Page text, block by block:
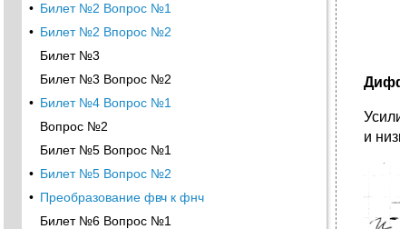
• Билет №2 Вопрос №1
• Билет №2 Впорос №2
Билет №3
Билет №3 Вопрос №2
• Билет №4 Вопрос №1
Вопрос №2
Билет №5 Вопрос №1
• Билет №5 Вопрос №2
• Преобразование фвч к фнч
Билет №6 Вопрос №1
и